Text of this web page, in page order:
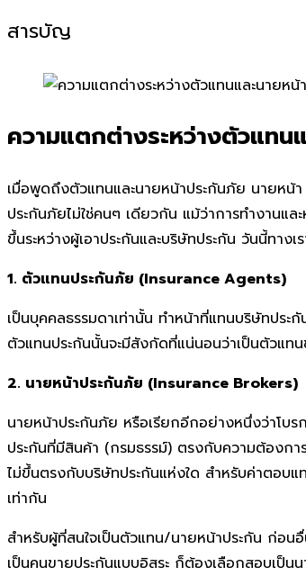
สารบัญ
ความแตกต่างระหว่างตัวแทน
เมื่อพูดถึงตัวแทนและนายหน้าประกันภัย นายหน้
ประกันภัยไม่ใช่คนๆ เดียวกัน แม้ว่าการทำงานแ
ขึ้นระหว่างผู้เอาประกันและบริษัทประกัน วันนี้ทางเ
1. ตัวแทนประกันภัย (Insurance Agents)
เป็นบุคคลธรรมดาเท่านั้น ทำหน้าที่แทนบริษัทประ
ตัวแทนประกันนั้นจะมีสังกัดที่แน่นอนว่าเป็นตัวแท
2. นายหน้าประกันภัย (Insurance Brokers)
นายหน้าประกันภัย หรือเรียกอีกอย่างหนึ่งว่าโบ
ประกันที่มีสินค้า (กรมธรรม์) ตรงกับความต้องกา
ไม่ขึ้นตรงกับบริษัทประกันแห่งใด สำหรับค่าตอบแ
เท่ากัน
สำหรับผู้ที่สนใจเป็นตัวแทน/นายหน้าประกัน ก่อน
เป็นคนขายประกันแบบอิสระ ก็ต้องเลือกสอบเป็น